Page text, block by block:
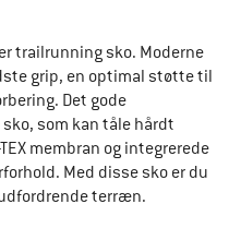
trailrunning sko. Moderne
grip, en optimal støtte til
Det gode
som kan tåle hårdt
membran og integrerede
Med disse sko er du
terræn.